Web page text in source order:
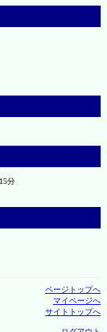
分
ページトップへ
マイページへ
サイトトップへ